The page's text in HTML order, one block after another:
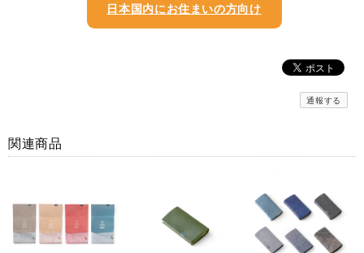
日本国内にお住まいの方向け
通報する
関連商品